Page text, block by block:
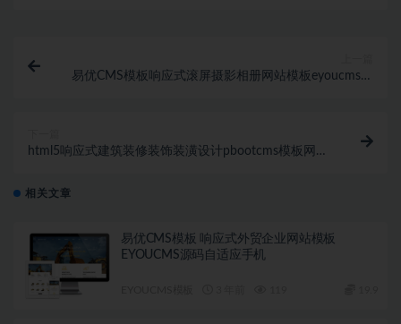
易优CMS模板响应式滚屏摄影相册网站模板eyoucms源
html5响应式建筑装修装饰装潢设计pbootcms模板网站
相关文章
易优CMS模板 响应式外贸企业网站模板
EYOUCMS源码自适应手机